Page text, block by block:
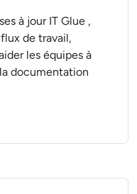
à jour IT Glue ,
de travail,
les équipes à
documentation